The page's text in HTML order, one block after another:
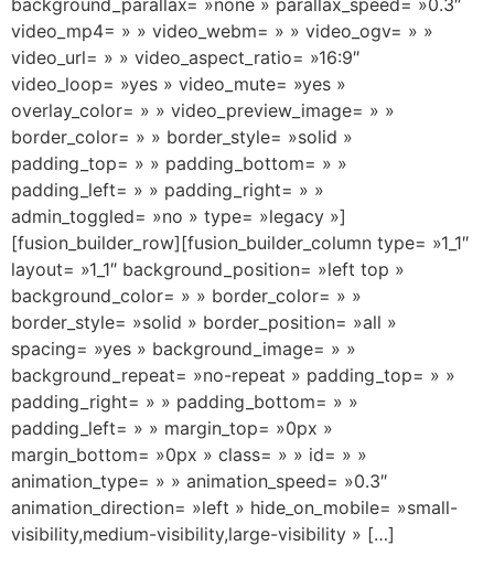
video_mp4= » » video_webm= » » video_ogv= » »
video_url= » » video_aspect_ratio= »16:9″
video_loop= »yes » video_mute= »yes »
overlay_color= » » video_preview_image= » »
border_color= » » border_style= »solid »
padding_top= » » padding_bottom= » »
padding_left= » » padding_right= » »
admin_toggled= »no » type= »legacy »]
[fusion_builder_row][fusion_builder_column type= »1_1″
layout= »1_1″ background_position= »left top »
background_color= » » border_color= » »
border_style= »solid » border_position= »all »
spacing= »yes » background_image= » »
background_repeat= »no-repeat » padding_top= » »
padding_right= » » padding_bottom= » »
padding_left= » » margin_top= »0px »
margin_bottom= »0px » class= » » id= » »
animation_type= » » animation_speed= »0.3″
animation_direction= »left » hide_on_mobile= »small-
visibility,medium-visibility,large-visibility » […]